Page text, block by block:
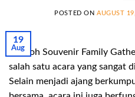
POSTED ON AUGUST
19
Aug
Contoh Souvenir Family
salah satu acara yang sangat
Selain menjadi ajang